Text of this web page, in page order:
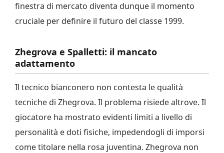
finestra di mercato diventa dunque il momento
cruciale per definire il futuro del classe 1999.
Zhegrova e Spalletti: il mancato
adattamento
Il tecnico bianconero non contesta le qualità
tecniche di Zhegrova. Il problema risiede altrove. Il
giocatore ha mostrato evidenti limiti a livello di
personalità e doti fisiche, impedendogli di imporsi
come titolare nella rosa juventina. Zhegrova non